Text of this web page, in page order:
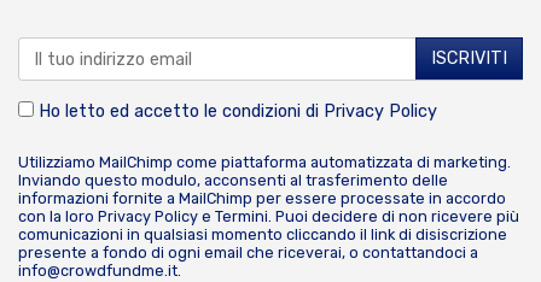
Ho letto ed accetto le condizioni di Privacy Policy
Utilizziamo MailChimp come piattaforma automatizzata di marketing.
Inviando questo modulo, acconsenti al trasferimento delle
informazioni fornite a MailChimp per essere processate in accordo
con la loro Privacy Policy e Termini. Puoi decidere di non ricevere più
comunicazioni in qualsiasi momento cliccando il link di disiscrizione
presente a fondo di ogni email che riceverai, o contattandoci a
info@crowdfundme.it.